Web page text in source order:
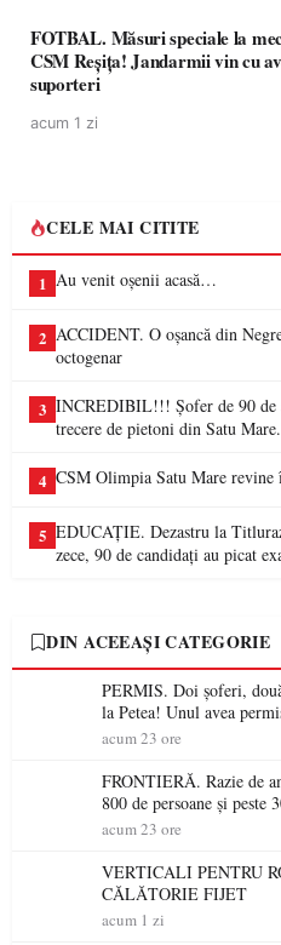
FOTBAL. Măsuri speciale la
CSM Reșița! Jandarmii vin cu
suporteri
acum 1 zi
CELE MAI CITITE
1 Au venit oșenii acasă…
2 ACCIDENT. O oșancă din
octogenar
3 INCREDIBIL!!! Șofer de 90 de
trecere de pietoni din Satu
4 CSM Olimpia Satu Mare
5 EDUCAȚIE. Dezastru la
zece, 90 de candidați au picat
DIN ACEEAȘI CATEGORIE
PERMIS. Doi șoferi,
la Petea! Unul avea
niciodată permis
acum 23 ore
FRONTIERĂ. Razie de
800 de persoane și peste
acum 23 ore
VERTICALI PENTRU
CĂLĂTORIE FIJET
acum 1 zi